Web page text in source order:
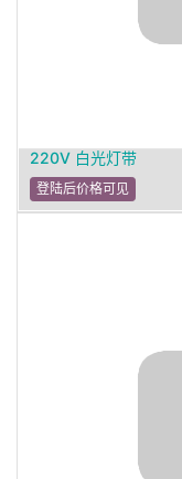
220V 白光灯带
登陆后价格可见